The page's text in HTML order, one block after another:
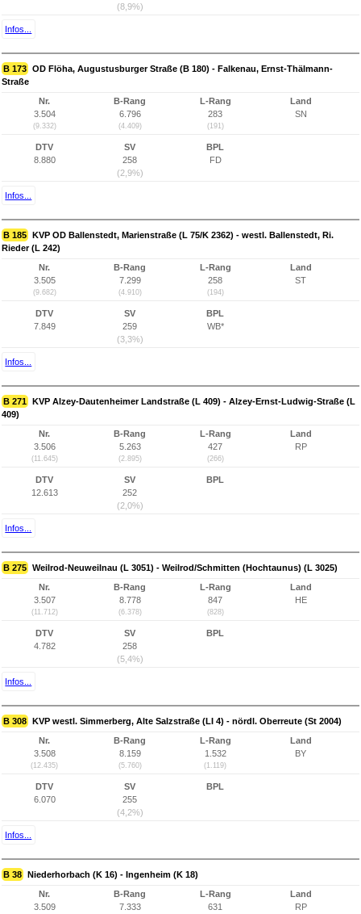
(8,9%)
Infos...
B 173 OD Flöha, Augustusburger Straße (B 180) - Falkenau, Ernst-Thälmann-
Straße
Nr.
3.504
(9.332)
B-Rang
6.796
(4.409)
L-Rang
283
(191)
Land
SN
DTV
8.880
SV
258
(2,9%)
BPL
FD
Infos...
B 185 KVP OD Ballenstedt, Marienstraße (L 75/K 2362) - westl. Ballenstedt, Ri.
Rieder (L 242)
Nr.
3.505
(9.682)
B-Rang
7.299
(4.910)
L-Rang
258
(194)
Land
ST
DTV
7.849
SV
259
(3,3%)
BPL
WB*
Infos...
B 271 KVP Alzey-Dautenheimer Landstraße (L 409) - Alzey-Ernst-Ludwig-Straße (L
409)
Nr.
3.506
(11.645)
B-Rang
5.263
(2.895)
L-Rang
427
(266)
Land
RP
DTV
12.613
SV
252
(2,0%)
BPL
Infos...
B 275 Weilrod-Neuweilnau (L 3051) - Weilrod/Schmitten (Hochtaunus) (L 3025)
Nr.
3.507
(11.712)
B-Rang
8.778
(6.378)
L-Rang
847
(828)
Land
HE
DTV
4.782
SV
258
(5,4%)
BPL
Infos...
B 308 KVP westl. Simmerberg, Alte Salzstraße (LI 4) - nördl. Oberreute (St 2004)
Nr.
3.508
(12.435)
B-Rang
8.159
(5.760)
L-Rang
1.532
(1.119)
Land
BY
DTV
6.070
SV
255
(4,2%)
BPL
Infos...
B 38 Niederhorbach (K 16) - Ingenheim (K 18)
Nr.
3.509
B-Rang
7.333
L-Rang
631
Land
RP